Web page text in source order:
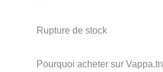
Rupture de stock
Pourquoi acheter sur Vappa.tn